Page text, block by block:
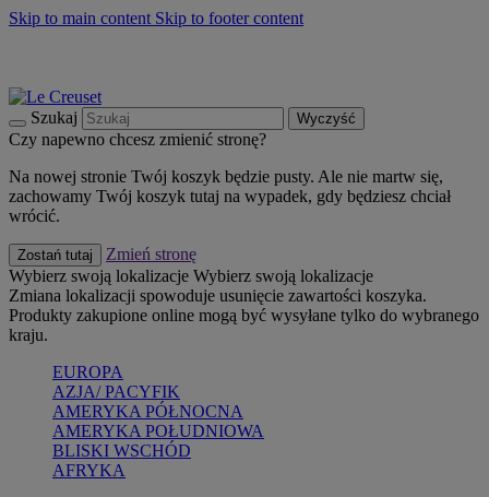
Skip to main content Skip to footer content
Szukaj Wyczyść
Czy napewno chcesz zmienić stronę?
Na nowej stronie Twój koszyk będzie pusty. Ale nie martw się,
zachowamy Twój koszyk tutaj na wypadek, gdy będziesz chciał
wrócić.
Zostań tutaj
Zmień stronę
Wybierz swoją lokalizacje Wybierz swoją lokalizacje
Zmiana lokalizacji spowoduje usunięcie zawartości koszyka.
Produkty zakupione online mogą być wysyłane tylko do wybranego
kraju.
EUROPA
AZJA/ PACYFIK
AMERYKA PÓŁNOCNA
AMERYKA POŁUDNIOWA
BLISKI WSCHÓD
AFRYKA